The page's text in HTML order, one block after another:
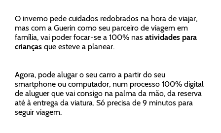
O inverno pede cuidados redobrados na hora de viajar,
mas com a Guerin como seu parceiro de viagem em
família, vai poder focar-se a 100% nas atividades para
crianças que esteve a planear.
Agora, pode alugar o seu carro a partir do seu
smartphone ou computador, num processo 100% digital
de aluguer que vai consigo na palma da mão, da reserva
até à entrega da viatura. Só precisa de 9 minutos para
seguir viagem.